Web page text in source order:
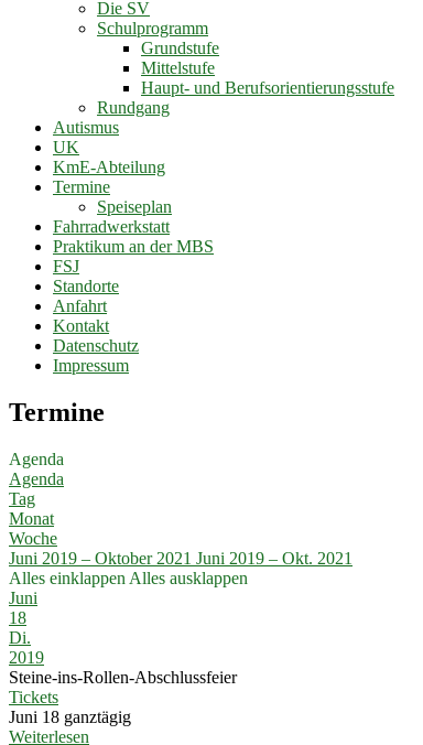
Die SV
Schulprogramm
Grundstufe
Mittelstufe
Haupt- und Berufsorientierungsstufe
Rundgang
Autismus
UK
KmE-Abteilung
Termine
Speiseplan
Fahrradwerkstatt
Praktikum an der MBS
FSJ
Standorte
Anfahrt
Kontakt
Datenschutz
Impressum
Termine
Agenda
Agenda
Tag
Monat
Woche
Juni 2019 – Oktober 2021 Juni 2019 – Okt. 2021
Alles einklappen Alles ausklappen
Juni
18
Di.
2019
Steine-ins-Rollen-Abschlussfeier
Tickets
Juni 18 ganztägig
Weiterlesen